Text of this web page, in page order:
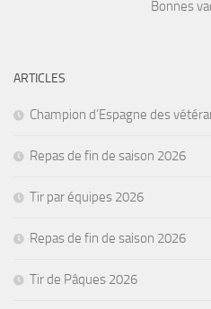
Bonnes
ARTICLES
Champion d’Espagne des
Repas de fin de saison 2026
Tir par équipes 2026
Repas de fin de saison 2026
Tir de Pâques 2026